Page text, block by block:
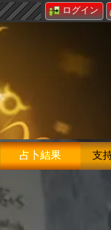
ログイン
占卜結果 支